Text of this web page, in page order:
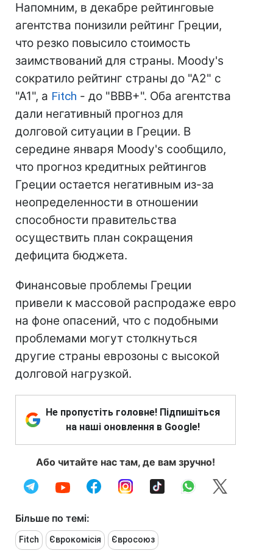
Напомним, в декабре рейтинговые
агентства понизили рейтинг Греции,
что резко повысило стоимость
заимствований для страны. Moody's
сократило рейтинг страны до "А2" с
"А1", а Fitch - до "ВВВ+". Оба агентства
дали негативный прогноз для
долговой ситуации в Греции. В
середине января Moody's сообщило,
что прогноз кредитных рейтингов
Греции остается негативным из-за
неопределенности в отношении
способности правительства
осуществить план сокращения
дефицита бюджета.
Финансовые проблемы Греции
привели к массовой распродаже евро
на фоне опасений, что с подобными
проблемами могут столкнуться
другие страны еврозоны с высокой
долговой нагрузкой.
Не пропустіть головне! Підпишіться
на наші оновлення в Google!
Або читайте нас там, де вам зручно!
Більше по темі:
Fitch Єврокомісія Євросоюз